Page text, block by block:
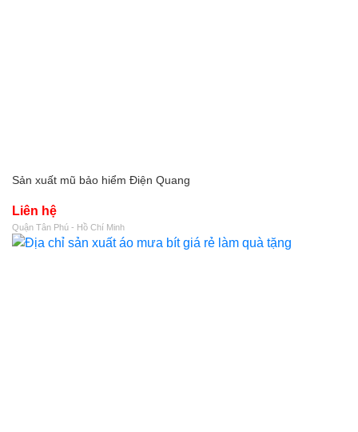
Sản xuất mũ bảo hiểm Điện Quang
Liên hệ
Quận Tân Phú - Hồ Chí Minh